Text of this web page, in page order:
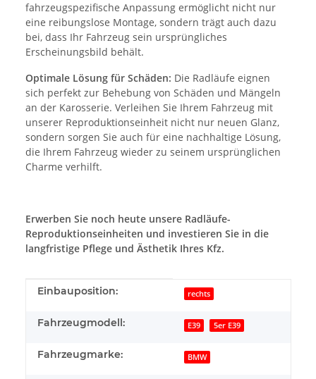
fahrzeugspezifische Anpassung ermöglicht nicht nur
eine reibungslose Montage, sondern trägt auch dazu
bei, dass Ihr Fahrzeug sein ursprüngliches
Erscheinungsbild behält.
Optimale Lösung für Schäden: Die Radläufe eignen
sich perfekt zur Behebung von Schäden und Mängeln
an der Karosserie. Verleihen Sie Ihrem Fahrzeug mit
unserer Reproduktionseinheit nicht nur neuen Glanz,
sondern sorgen Sie auch für eine nachhaltige Lösung,
die Ihrem Fahrzeug wieder zu seinem ursprünglichen
Charme verhilft.
Erwerben Sie noch heute unsere Radläufe-
Reproduktionseinheiten und investieren Sie in die
langfristige Pflege und Ästhetik Ihres Kfz.
Produkteigenschaft
Wert
Einbauposition: rechts
Fahrzeugmodell: E39 5er E39
Fahrzeugmarke: BMW